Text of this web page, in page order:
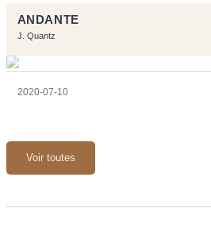
ANDANTE
J. Quantz
2020-07-10
Voir toutes